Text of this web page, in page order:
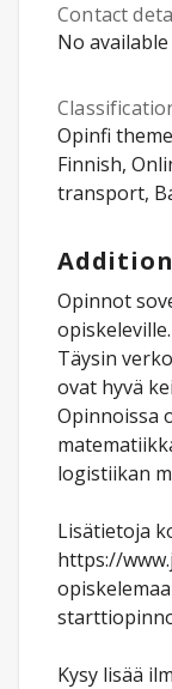
Contact
No
Opinfi
Finnish,
transport,
Opinnot
opiskeleville.
Täysin
ovat hyvä
Opinnoissa
logistiikan
Lisätietoja
https://
Kysy lisää